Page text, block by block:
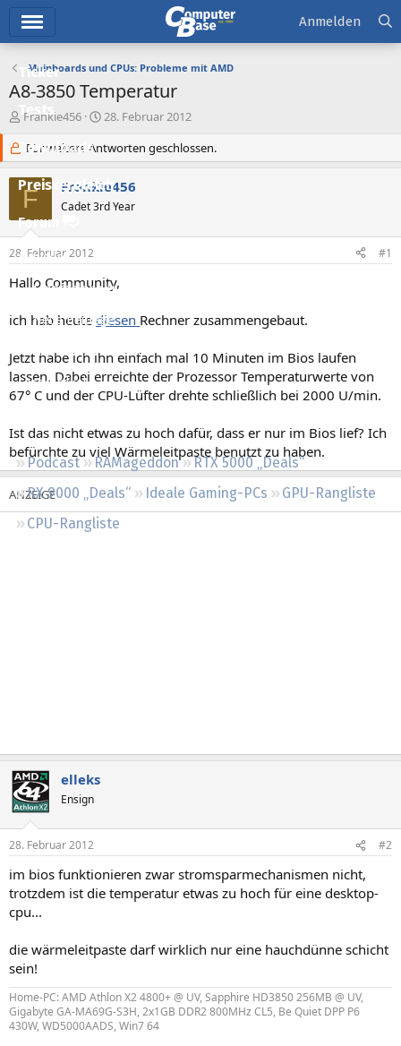
Ticker
Tests
Downloads
Preisvergleich
Forum
Aktuelles
Empfohlene Inhalte
Neue Beiträge
Neueste Aktivitäten
Leserartikel
Podcast RAMageddon
RTX 5000 „Deals“
RX 9000 „Deals“
Ideale Gaming-PCs
GPU-Rangliste
CPU-Rangliste
Anmelden
Mainboards und CPUs: Probleme mit AMD
A8-3850 Temperatur
E
s
t
e
l
e
Frankie456
E
s
t
l
l
m
28. Februar 2012
Für weitere Antworten geschlossen.
F Frankie456
Cadet 3rd Year
28. Februar 2012 #1
Hallo Community,
ich hab heute diesen Rechner zusammengebaut.
Jetzt habe ich ihn einfach mal 10 Minuten im Bios laufen
lassen. Dabei erreichte der Prozessor Temperaturwerte von
67° C und der CPU-Lüfter drehte schließlich bei 2000 U/min.
Ist das nicht etwas zu hoch dafür, dass er nur im Bios lief? Ich
befürchte zu viel Wärmeleitpaste benutzt zu haben.
elleks
Ensign
28. Februar 2012 #2
im bios funktionieren zwar stromsparmechanismen nicht,
trotzdem ist die temperatur etwas zu hoch für eine desktop-
cpu...
die wärmeleitpaste darf wirklich nur eine hauchdünne schicht
sein!
Home-PC: AMD Athlon X2 4800+ @ UV, Sapphire HD3850 256MB @ UV,
Gigabyte GA-MA69G-S3H, 2x1GB DDR2 800MHz CL5, Be Quiet DPP P6
430W, WD5000AADS, Win7 64